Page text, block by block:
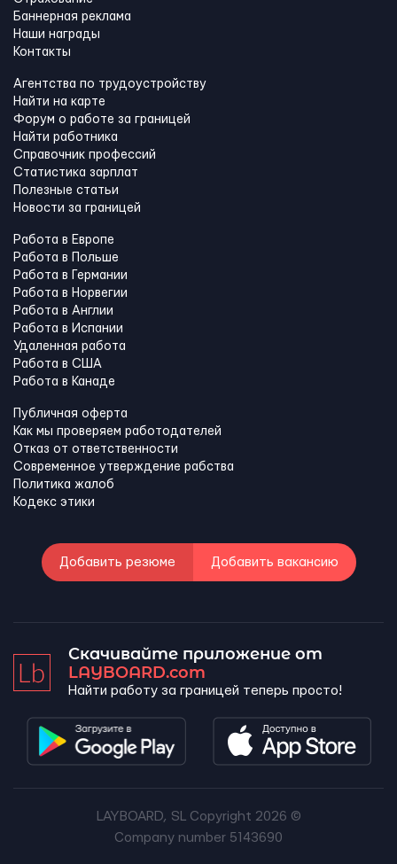
Баннерная реклама
Наши награды
Контакты
Агентства по трудоустройству
Найти на карте
Форум о работе за границей
Найти работника
Справочник профессий
Статистика зарплат
Полезные статьи
Новости за границей
Работа в Европе
Работа в Польше
Работа в Германии
Работа в Норвегии
Работа в Англии
Работа в Испании
Удаленная работа
Работа в США
Работа в Канадe
Публичная оферта
Как мы проверяем работодателей
Отказ от ответственности
Современное утверждение рабства
Политика жалоб
Кодекс этики
Добавить резюме Добавить вакансию
Скачивайте приложение от
LAYBOARD.com
Найти работу за границей теперь просто!
LAYBOARD, SL Copyright 2026 ©
Company number 5143690